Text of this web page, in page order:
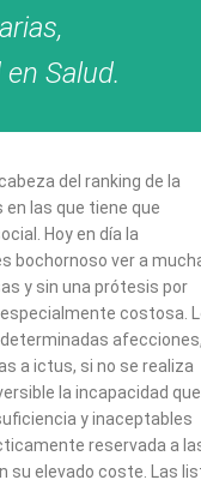
Salud.
del ranking de la
en las que tiene que
Hoy en día la
bochornoso ver a
y sin una prótesis por
costosa.
a ictus, si no se realiza
la incapacidad que
y inaceptables
reservada a
su elevado coste. Las